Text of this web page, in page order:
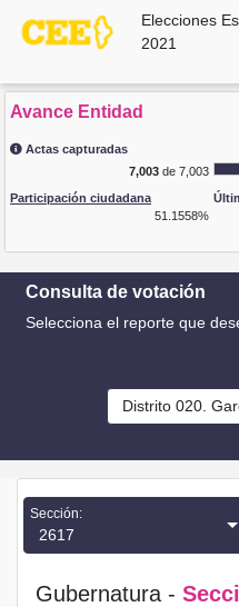
Elecciones
2021
Avance Entidad
Actas capturadas
7,003de 7,003
Participación ciudadana
51.1558%
Consulta de votación
Selecciona el reporte que
Distrito 020.
Sección:
2617
Gubernatura -